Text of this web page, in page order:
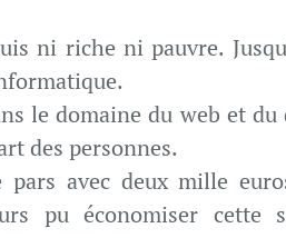
ni riche ni pauvre.
le domaine du web et
des personnes.
pars avec deux mille
pu économiser cette